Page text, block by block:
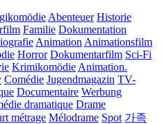
Abenteuer Historie
Familie Dokumentation
Animation Animationsfilm
Horror Dokumentarfilm Sci-Fi
Krimikomödie Animation.
Comédie Jugendmagazin TV-
Documentaire Werbung
dramatique Drame
métrage Mélodrame Spot 가족